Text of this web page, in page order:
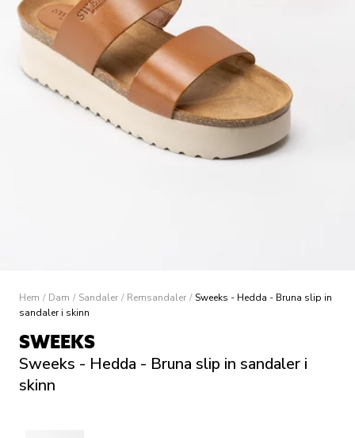
Hem / Dam / Sandaler / Remsandaler / Sweeks - Hedda - Bruna slip in
sandaler i skinn
SWEEKS
Sweeks - Hedda - Bruna slip in sandaler i
skinn